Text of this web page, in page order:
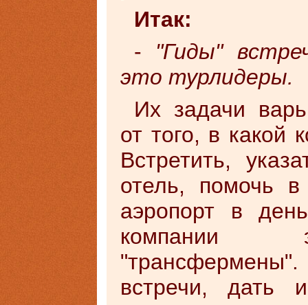
Итак:
- "Гиды"
это турлидеры.
Их задачи
от того, в какой
Встретить,
отель, помочь в
аэропорт в
компании
встречи, дать